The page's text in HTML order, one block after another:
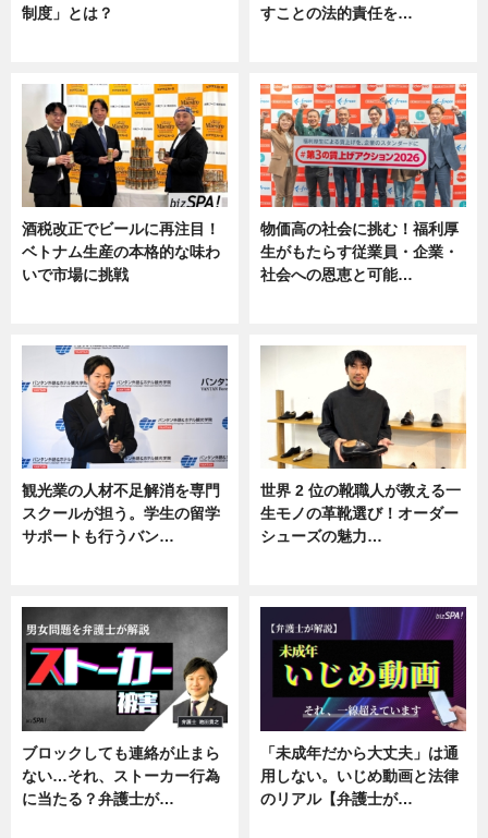
制度」とは？
すことの法的責任を…
酒税改正でビールに再注目！
ベトナム生産の本格的な味わ
いで市場に挑戦
物価高の社会に挑む！福利厚
生がもたらす従業員・企業・
社会への恩恵と可能…
観光業の人材不足解消を専門
スクールが担う。学生の留学
サポートも行うバン…
世界 2 位の靴職人が教える一
生モノの革靴選び！オーダー
シューズの魅力…
ブロックしても連絡が止まら
ない…それ、ストーカー行為
に当たる？弁護士が…
「未成年だから大丈夫」は通
用しない。いじめ動画と法律
のリアル【弁護士が…